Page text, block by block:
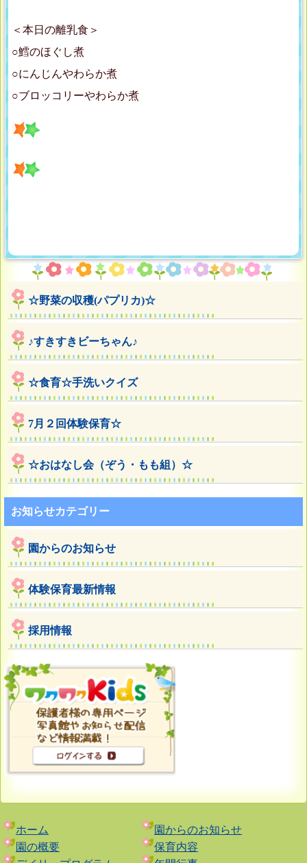
＜本日の離乳食＞
○鱈のほぐし煮
○にんじんやわらか煮
○ブロッコリーやわらか煮
☆野菜の収穫(パプリカ)☆
♪すきすきビーちゃん♪
☆食育☆手洗いクイズ
7月２回体験保育☆
☆おはなし会（ぞう・もも組）☆
お知らせカテゴリー
園からのお知らせ
体験保育最新情報
採用情報
ホーム
園からのお知らせ
園の概要
保育内容